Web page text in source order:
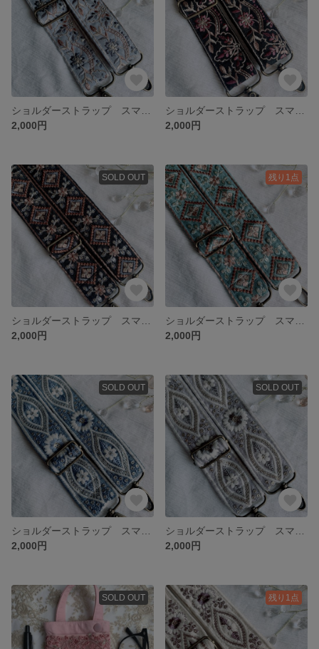
2,000円
2,000円
SOLD OUT
2,000円
残り1点
2,000円
SOLD OUT
2,000円
SOLD OUT
2,000円
SOLD OUT 残り1点